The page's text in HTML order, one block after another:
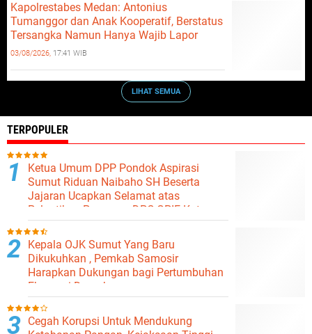
Kapolrestabes Medan: Antonius
Tumanggor dan Anak Kooperatif, Berstatus
Tersangka Namun Hanya Wajib Lapor
03/08/2026, 17:41 WIB
LIHAT SEMUA
TERPOPULER
Ketua Umum DPP Pondok Aspirasi
Sumut Riduan Naibaho SH Beserta
Jajaran Ucapkan Selamat atas
Pelantikan Pengurus DPC GPIE Kota
Binjai
Kepala OJK Sumut Yang Baru
Dikukuhkan , Pemkab Samosir
Harapkan Dukungan bagi Pertumbuhan
Ekonomi Daerah
Cegah Korupsi Untuk Mendukung